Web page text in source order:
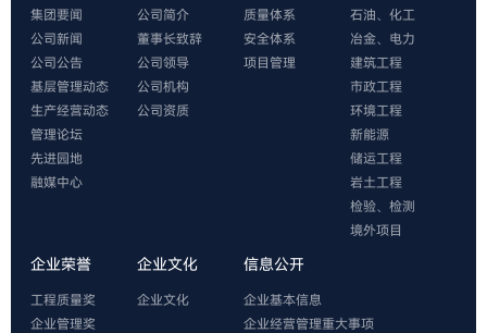
集团要闻
公司新闻
公司公告
基层管理动态
生产经营动态
管理论坛
先进园地
融媒中心
公司简介
董事长致辞
公司领导
公司机构
公司资质
质量体系
安全体系
项目管理
石油、化工
冶金、电力
建筑工程
市政工程
环境工程
新能源
储运工程
岩土工程
检验、检测
境外项目
企业荣誉
工程质量奖
企业管理奖
企业文化
企业文化
信息公开
企业基本信息
企业经营管理重大事项